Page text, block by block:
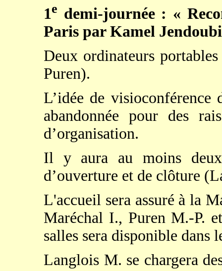
1e demi-journée : «
Paris par Kamel
Deux ordinateurs
Puren).
L’idée de visioconférence
abandonnée pour des
d’organisation.
Il y aura au moins deux
d’ouverture et de clôture
L'accueil sera assuré à la
Maréchal I., Puren M.-P.
salles sera disponible dans
Langlois M. se chargera